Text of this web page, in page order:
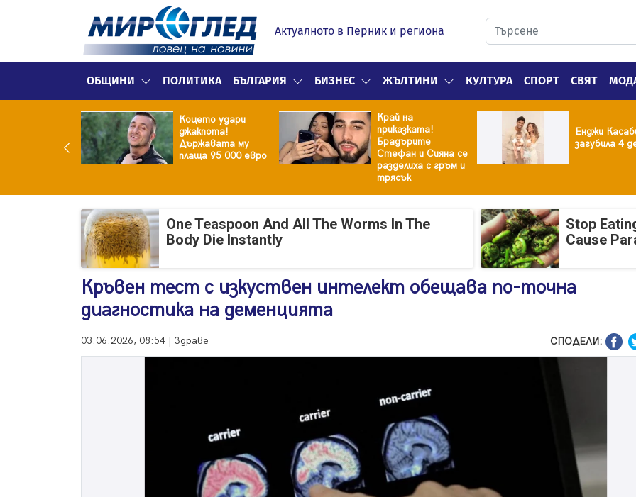
Актуалното в Перник и региона
ОБЩИНИ ПОЛИТИКА БЪЛГАРИЯ БИЗНЕС ЖЪЛТИНИ КУЛТУРА СПОРТ СВЯТ
Коцето удари
джакпота!
Държавата му
плаща 95 000 евро
Край на
приказката!
Брадърите
Стефан и Сияна се
разделиха с гръм и
трясък
Енджи
загубила 4
One Teaspoon And All The Worms In The
Body Die Instantly
Stop
Cause
Кръвен тест с изкуствен интелект обещава по-точна
диагностика на деменцията
03.06.2026, 08:54 | Здраве СПОДЕЛИ: